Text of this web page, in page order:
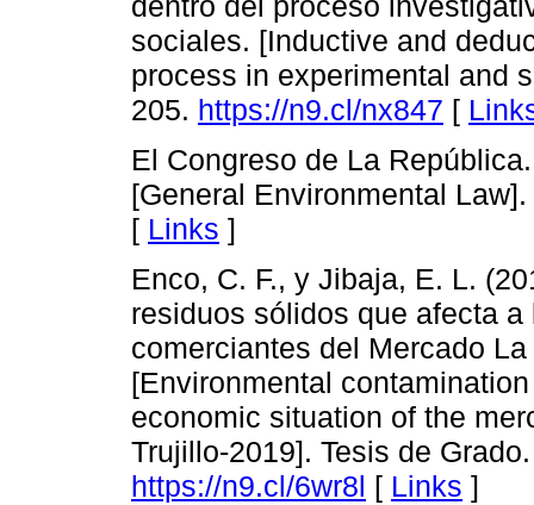
sociales. [Inductive and
process in experimental and
205. https://n9.cl/nx847 [
El Congreso de La
[General Environmental
[ Links ]
Enco, C. F., y Jibaja, E. L.
residuos sólidos que afecta
comerciantes del Mercado
[Environmental
economic situation of the
Trujillo-2019]. Tesis de
https://n9.cl/6wr8l [ Links ]